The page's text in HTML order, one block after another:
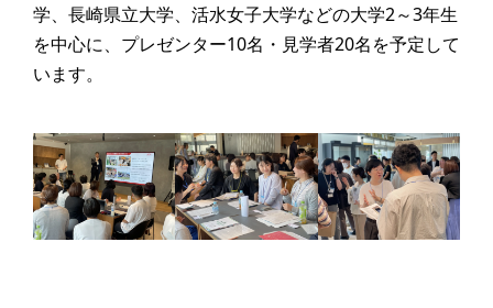
学、長崎県立大学、活水女子大学などの大学2～3年生
を中心に、プレゼンター10名・見学者20名を予定して
います。